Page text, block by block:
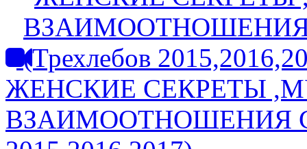
ЖЕНСКИЕ СЕКРЕТЫ
ВЗАИМООТНОШЕНИЯ С